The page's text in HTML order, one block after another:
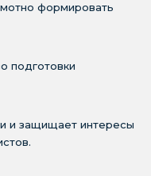
формировать
подготовки
и защищает интересы